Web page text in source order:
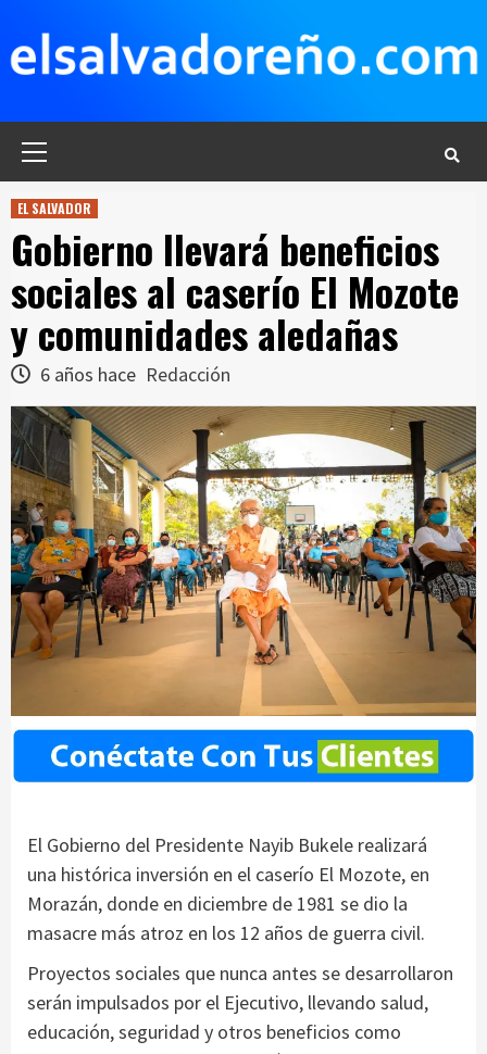
contenido
EL SALVADOR
Gobierno llevará beneficios
sociales al caserío El Mozote
y comunidades aledañas
6 años hace Redacción
El Gobierno del Presidente Nayib Bukele realizará
una histórica inversión en el caserío El Mozote, en
Morazán, donde en diciembre de 1981 se dio la
masacre más atroz en los 12 años de guerra civil.
Proyectos sociales que nunca antes se desarrollaron
serán impulsados por el Ejecutivo, llevando salud,
educación, seguridad y otros beneficios como